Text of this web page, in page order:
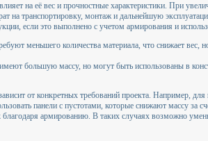
на её вес и прочностные характеристики. При
на транспортировку, монтаж и дальнейшую
если это выполнено с учетом армирования и
меньшего количества материала, что снижает вес,
большую массу, но могут быть использованы в
от конкретных требований проекта. Например, для
панели с пустотами, которые снижают массу за
благодаря армированию. В таких случаях возможно